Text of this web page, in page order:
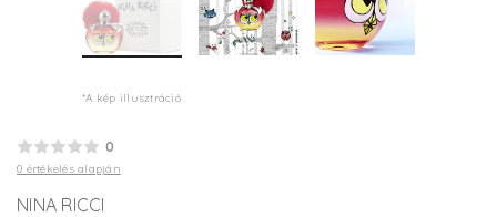
*A kép illusztráció
0
0 értékelés alapján
NINA RICCI